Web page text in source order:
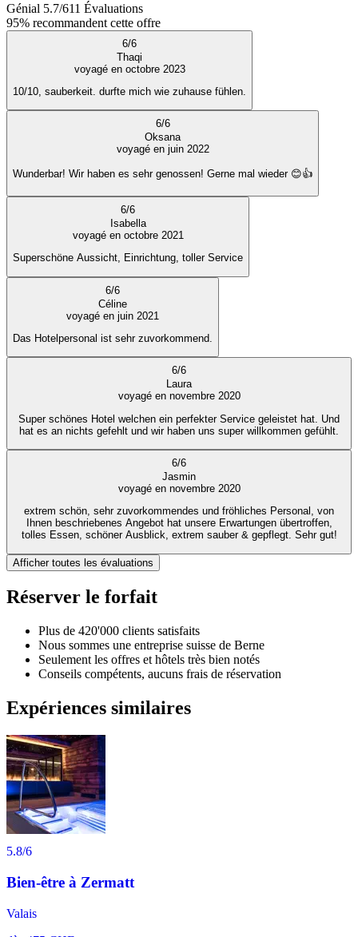
Génial 5.7/611 Évaluations
95% recommandent cette offre
6/6
Thaqi
voyagé en octobre 2023
10/10, sauberkeit. durfte mich wie zuhause fühlen.
6/6
Oksana
voyagé en juin 2022
Wunderbar! Wir haben es sehr genossen! Gerne mal wieder 😊👍
6/6
Isabella
voyagé en octobre 2021
Superschöne Aussicht, Einrichtung, toller Service
6/6
Céline
voyagé en juin 2021
Das Hotelpersonal ist sehr zuvorkommend.
6/6
Laura
voyagé en novembre 2020
Super schönes Hotel welchen ein perfekter Service geleistet hat. Und
hat es an nichts gefehlt und wir haben uns super willkommen gefühlt.
6/6
Jasmin
voyagé en novembre 2020
extrem schön, sehr zuvorkommendes und fröhliches Personal, von
Ihnen beschriebenes Angebot hat unsere Erwartungen übertroffen,
tolles Essen, schöner Ausblick, extrem sauber & gepflegt. Sehr gut!
Afficher toutes les évaluations
Réserver le forfait
Plus de 420'000 clients satisfaits
Nous sommes une entreprise suisse de Berne
Seulement les offres et hôtels très bien notés
Conseils compétents, aucuns frais de réservation
Expériences similaires
5.8/6
Bien-être à Zermatt
Valais